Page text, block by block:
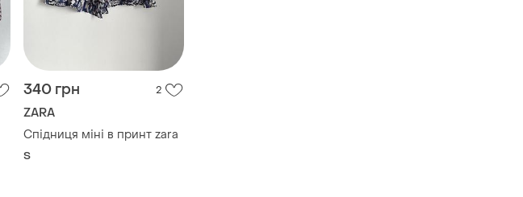
340 грн 2
ZARA
Спідниця міні в принт zara
S